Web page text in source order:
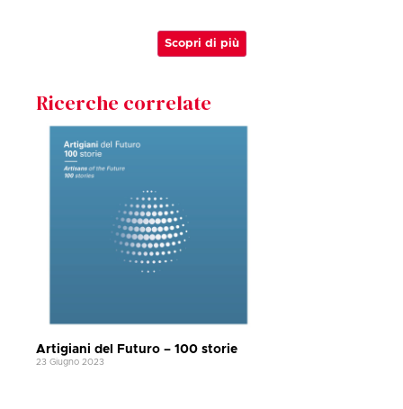
Scopri di più
Ricerche correlate
Artigiani del Futuro – 100 storie
23 Giugno 2023